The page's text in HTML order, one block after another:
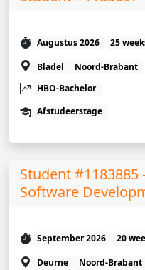
Augustus 2026 25
Bladel
Noord-Brabant
HBO-Bachelor
Afstudeerstage
Student #1183885
Software
September 2026 20
Deurne
Noord-Brabant